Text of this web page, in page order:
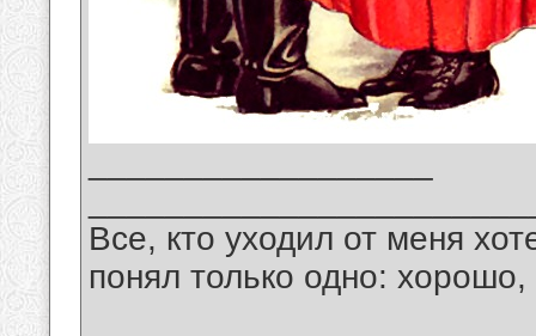
Все, кто уходил от меня
понял только одно: